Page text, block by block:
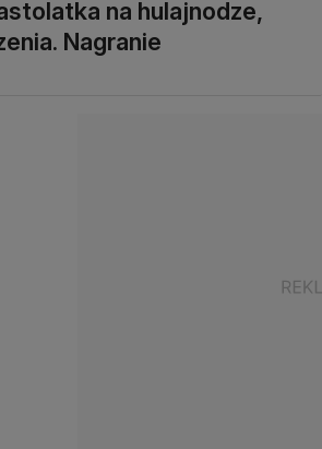
na hulajnodze,
Nagranie